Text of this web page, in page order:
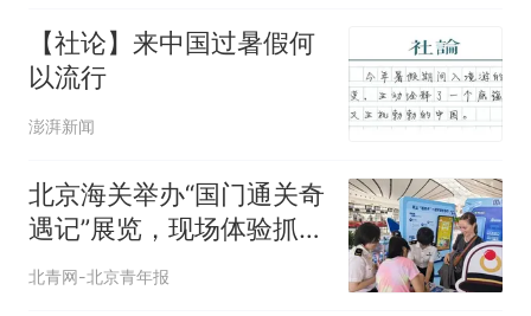
【社论】来中国过暑假何
以流行
澎湃新闻
北京海关举办“国门通关奇
遇记”展览，现场体验抓
“纳米级刺客”
北青网-北京青年报